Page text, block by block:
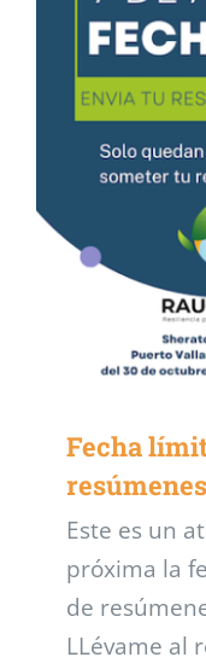
Fecha
Este es un
próxima la
de
LLévame al